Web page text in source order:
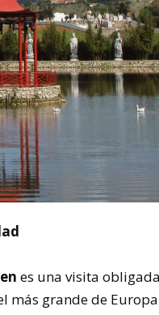
es una visita
más grande de